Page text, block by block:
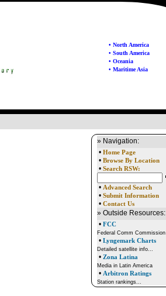
• North America
• South America
• Oceania
• Maritime Asia
» Navigation:
• Home Page
• Browse By Location
• Search RSW:
• Advanced Search
• Submit Information
• Contact Us
» Outside Resources:
• FCC
Federal Comm Commission
• Lyngemark Charts
Detailed satellite info...
• Zona Latina
Media in Latin America
• Arbitron Ratings
Station rankings...